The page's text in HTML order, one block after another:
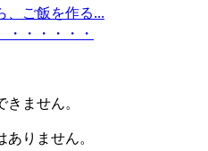
、ご飯を作る...
・・・・・
ません。
りません。